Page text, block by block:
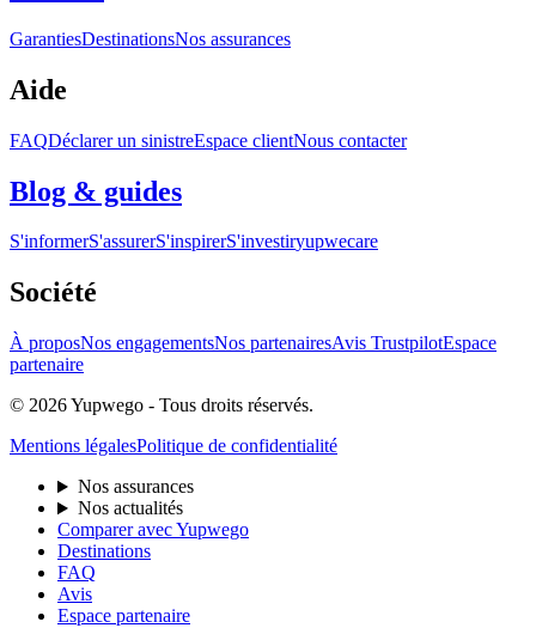
GarantiesDestinationsNos assurances
Aide
FAQDéclarer un sinistreEspace clientNous contacter
Blog & guides
S'informerS'assurerS'inspirerS'investiryupwecare
Société
À proposNos engagementsNos partenairesAvis TrustpilotEspace
partenaire
© 2026 Yupwego - Tous droits réservés.
Mentions légalesPolitique de confidentialité
Nos assurances
Nos actualités
Comparer avec Yupwego
Destinations
FAQ
Avis
Espace partenaire